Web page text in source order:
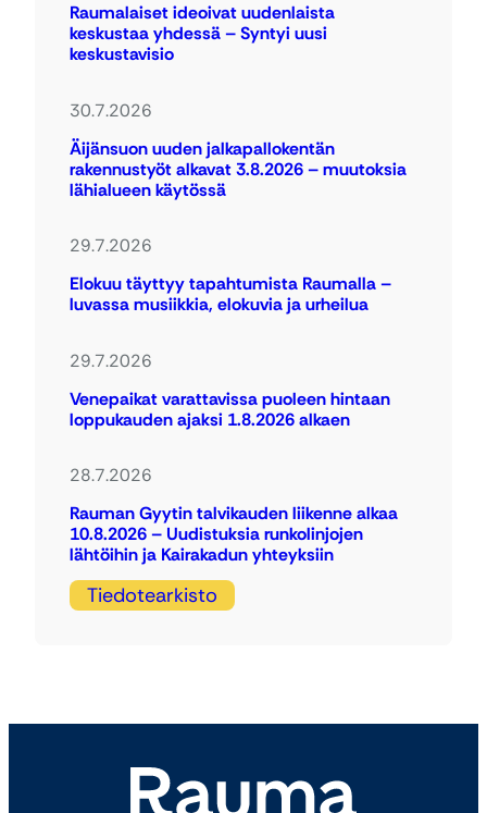
Raumalaiset ideoivat uudenlaista
keskustaa yhdessä – Syntyi uusi
keskustavisio
30.7.2026
Äijänsuon uuden jalkapallokentän
rakennustyöt alkavat 3.8.2026 – muutoksia
lähialueen käytössä
29.7.2026
Elokuu täyttyy tapahtumista Raumalla –
luvassa musiikkia, elokuvia ja urheilua
29.7.2026
Venepaikat varattavissa puoleen hintaan
loppukauden ajaksi 1.8.2026 alkaen
28.7.2026
Rauman Gyytin talvikauden liikenne alkaa
10.8.2026 – Uudistuksia runkolinjojen
lähtöihin ja Kairakadun yhteyksiin
Tiedotearkisto